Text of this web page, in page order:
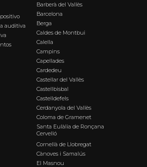
auditiva
Barberà del Vallès
Barcelona
Berga
Caldes de Montbui
Calella
Campins
Capellades
Cardedeu
Castellar del Vallès
Castellbisbal
Castelldefels
Cerdanyola del Vallès
Coloma de Gramenet
Santa Eulàlia de Ronçana
Cervelló
Cornellà de Llobregat
Cànoves i Samalús
El Masnou